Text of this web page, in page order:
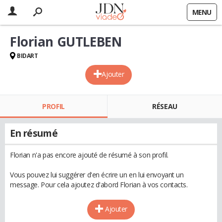
MENU
Ajouter
Florian GUTLEBEN
BIDART
PROFIL RÉSEAU
En résumé
Florian n'a pas encore ajouté de résumé à son profil.
Vous pouvez lui suggérer d'en écrire un en lui envoyant un
message. Pour cela ajoutez d'abord Florian à vos contacts.
Ajouter